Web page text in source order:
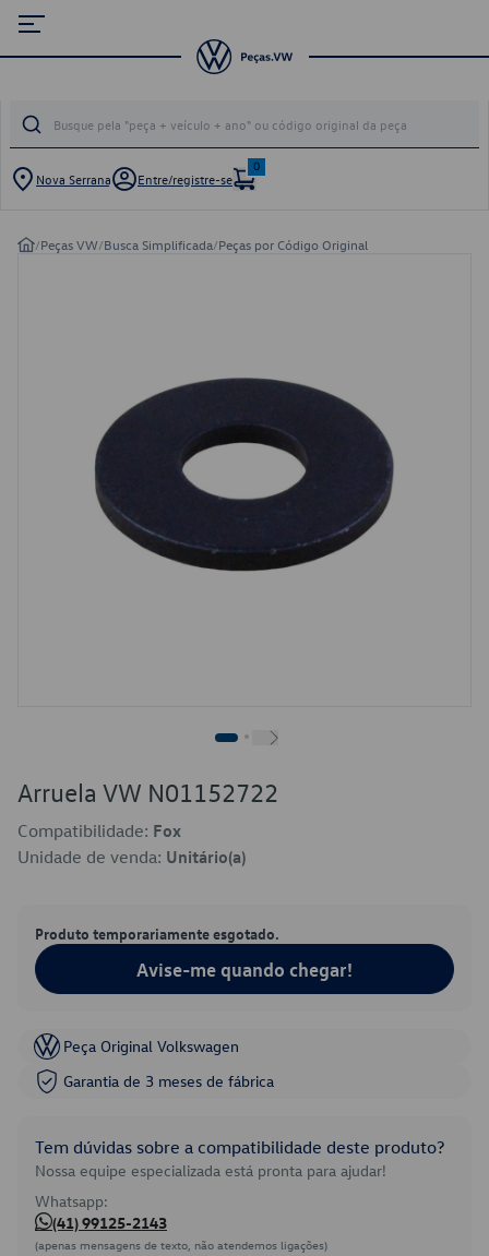
Nova Serrana Entre/registre-se
0
/Peças VW/Busca Simplificada/Peças por Código Original
Arruela VW N01152722
Compatibilidade: Fox
Unidade de venda: Unitário(a)
Produto temporariamente esgotado.
Avise-me quando chegar!
Peça Original Volkswagen
Garantia de 3 meses de fábrica
Tem dúvidas sobre a compatibilidade deste produto?
Nossa equipe especializada está pronta para ajudar!
Whatsapp:
(41) 99125-2143
(apenas mensagens de texto, não atendemos ligações)